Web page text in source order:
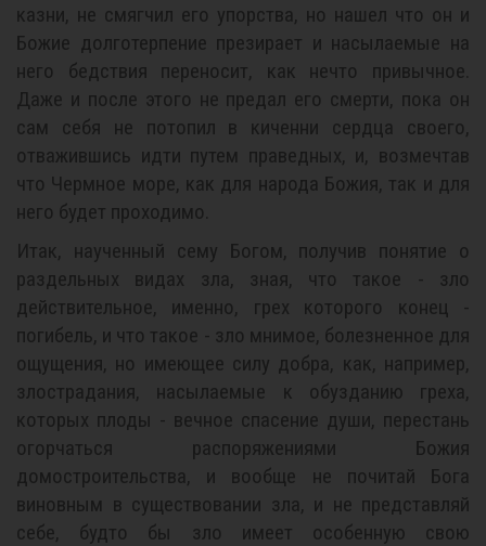
казни, не смягчил его упорства, но нашел что он и
Божие долготерпение презирает и насылаемые на
него бедствия переносит, как нечто привычное.
Даже и после этого не предал его смерти, пока он
сам себя не потопил в киченни сердца своего,
отважившись идти путем праведных, и, возмечтав
что Чермное море, как для народа Божия, так и для
него будет проходимо.
Итак, наученный сему Богом, получив понятие о
раздельных видах зла, зная, что такое - зло
действительное, именно, грех которого конец -
погибель, и что такое - зло мнимое, болезненное для
ощущения, но имеющее силу добра, как, например,
злострадания, насылаемые к обузданию греха,
которых плоды - вечное спасение души, перестань
огорчаться распоряжениями Божия
домостроительства, и вообще не почитай Бога
виновным в существовании зла, и не представляй
себе, будто бы зло имеет особенную свою